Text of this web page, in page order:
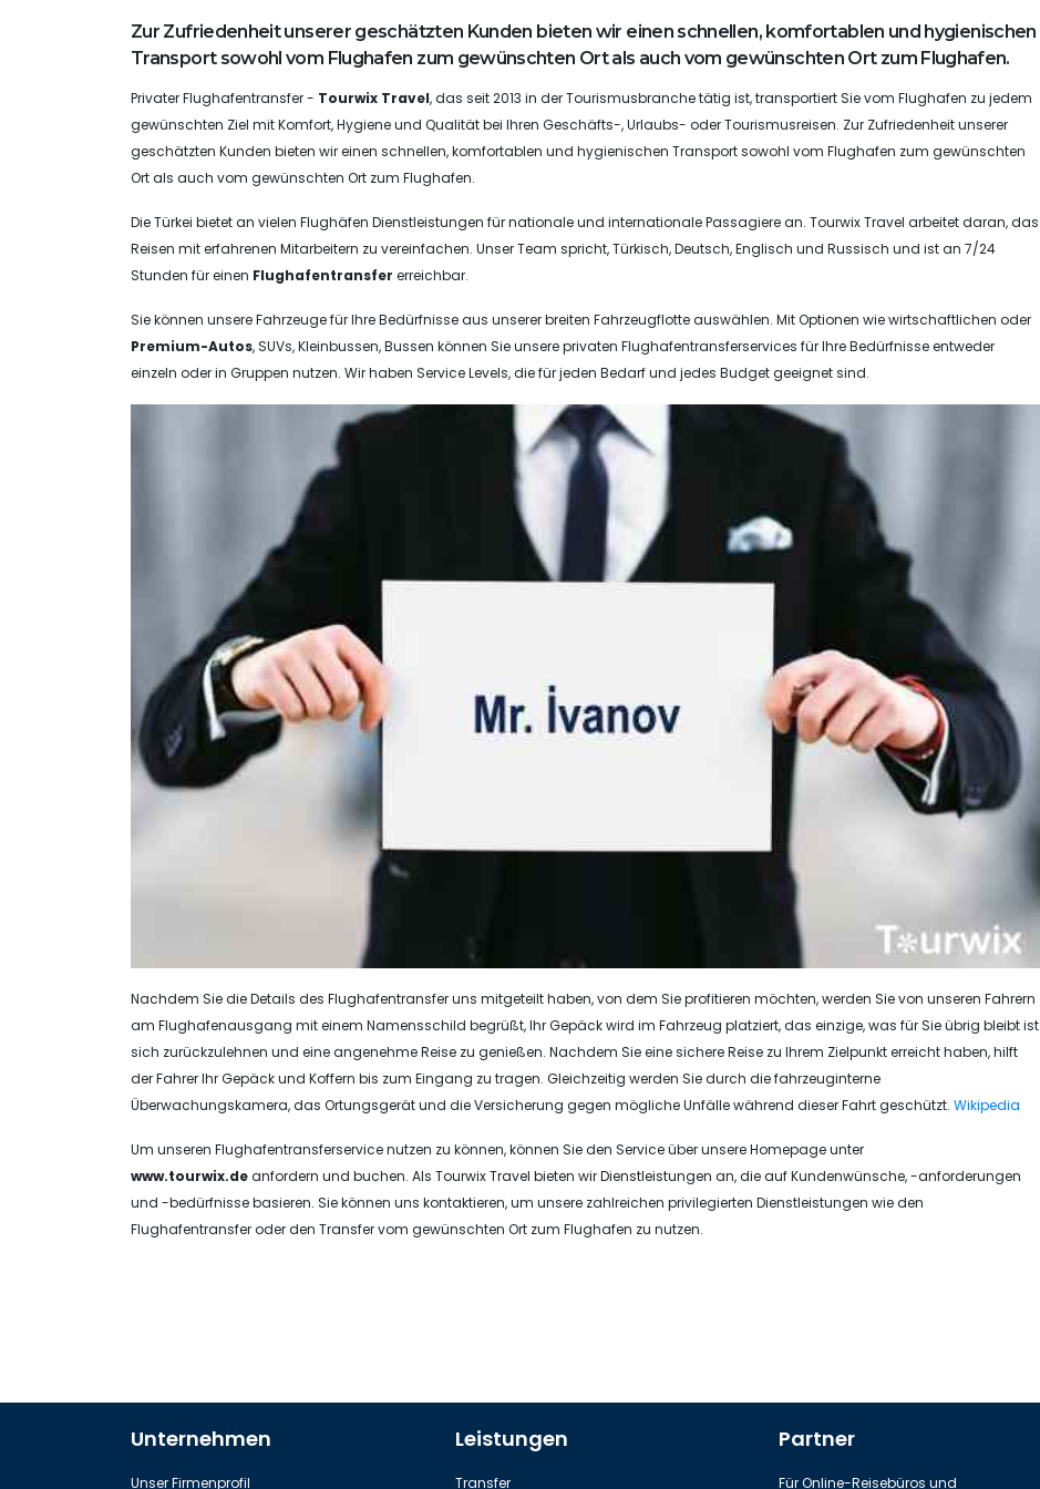
Zur Zufriedenheit unserer geschätzten Kunden bieten wir einen schnellen, komfortablen und hygienischen
Transport sowohl vom Flughafen zum gewünschten Ort als auch vom gewünschten Ort zum Flughafen.
Privater Flughafentransfer - Tourwix Travel, das seit 2013 in der Tourismusbranche tätig ist, transportiert Sie vom Flughafen zu jedem
gewünschten Ziel mit Komfort, Hygiene und Qualität bei Ihren Geschäfts-, Urlaubs- oder Tourismusreisen. Zur Zufriedenheit unserer
geschätzten Kunden bieten wir einen schnellen, komfortablen und hygienischen Transport sowohl vom Flughafen zum gewünschten
Ort als auch vom gewünschten Ort zum Flughafen.
Die Türkei bietet an vielen Flughäfen Dienstleistungen für nationale und internationale Passagiere an. Tourwix Travel arbeitet daran, das
Reisen mit erfahrenen Mitarbeitern zu vereinfachen. Unser Team spricht, Türkisch, Deutsch, Englisch und Russisch und ist an 7/24
Stunden für einen Flughafentransfer erreichbar.
Sie können unsere Fahrzeuge für Ihre Bedürfnisse aus unserer breiten Fahrzeugflotte auswählen. Mit Optionen wie wirtschaftlichen oder
Premium-Autos, SUVs, Kleinbussen, Bussen können Sie unsere privaten Flughafentransferservices für Ihre Bedürfnisse entweder
einzeln oder in Gruppen nutzen. Wir haben Service Levels, die für jeden Bedarf und jedes Budget geeignet sind.
Nachdem Sie die Details des Flughafentransferuns mitgeteilt haben, von dem Sie profitieren möchten, werden Sie von unseren Fahrern
am Flughafenausgang mit einem Namensschild begrüßt, Ihr Gepäck wird im Fahrzeug platziert, das einzige, was für Sie übrig bleibt ist
sich zurückzulehnen und eine angenehme Reise zu genießen. Nachdem Sie eine sichere Reise zu Ihrem Zielpunkt erreicht haben, hilft
der Fahrer Ihr Gepäck und Koffern bis zum Eingang zu tragen. Gleichzeitig werden Sie durch die fahrzeuginterne
Überwachungskamera, das Ortungsgerät und die Versicherung gegen mögliche Unfälle während dieser Fahrt geschützt. Wikipedia
Um unseren Flughafentransferservice nutzen zu können, können Sie den Service über unsere Homepage unter
www.tourwix.deanfordern und buchen. Als Tourwix Travel bieten wir Dienstleistungen an, die auf Kundenwünsche, -anforderungen
und -bedürfnisse basieren. Sie können uns kontaktieren, um unsere zahlreichen privilegierten Dienstleistungen wie den
Flughafentransfer oder den Transfer vom gewünschten Ort zum Flughafen zu nutzen.
Unternehmen
Unser Firmenprofil
Leistungen
Transfer
Partner
Für Online-Reisebüros und